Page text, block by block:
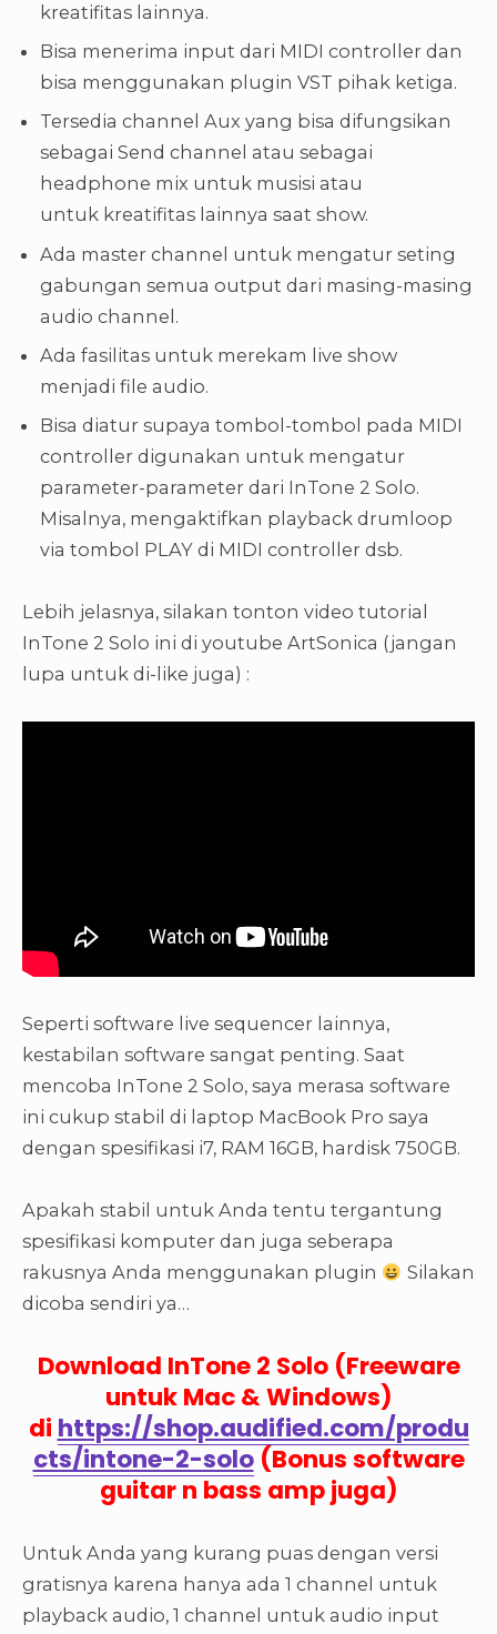
kreatifitas lainnya.
Bisa menerima input dari MIDI controller dan
bisa menggunakan plugin VST pihak ketiga.
Tersedia channel Aux yang bisa difungsikan
sebagai Send channel atau sebagai
headphone mix untuk musisi atau
untuk kreatifitas lainnya saat show.
Ada master channel untuk mengatur seting
gabungan semua output dari masing-masing
audio channel.
Ada fasilitas untuk merekam live show
menjadi file audio.
Bisa diatur supaya tombol-tombol pada MIDI
controller digunakan untuk mengatur
parameter-parameter dari InTone 2 Solo.
Misalnya, mengaktifkan playback drumloop
via tombol PLAY di MIDI controller dsb.
Lebih jelasnya, silakan tonton video tutorial
InTone 2 Solo ini di youtube ArtSonica (jangan
lupa untuk di-like juga) :
Seperti software live sequencer lainnya,
kestabilan software sangat penting. Saat
mencoba InTone 2 Solo, saya merasa software
ini cukup stabil di laptop MacBook Pro saya
dengan spesifikasi i7, RAM 16GB, hardisk 750GB.
Apakah stabil untuk Anda tentu tergantung
spesifikasi komputer dan juga seberapa
rakusnya Anda menggunakan plugin
Silakan
dicoba sendiri ya…
Download InTone 2 Solo (Freeware
untuk Mac & Windows)
di https://shop.audified.com/produ
cts/intone-2-solo(Bonus software
guitar n bass amp juga)
Untuk Anda yang kurang puas dengan versi
gratisnya karena hanya ada 1 channel untuk
playback audio, 1 channel untuk audio input